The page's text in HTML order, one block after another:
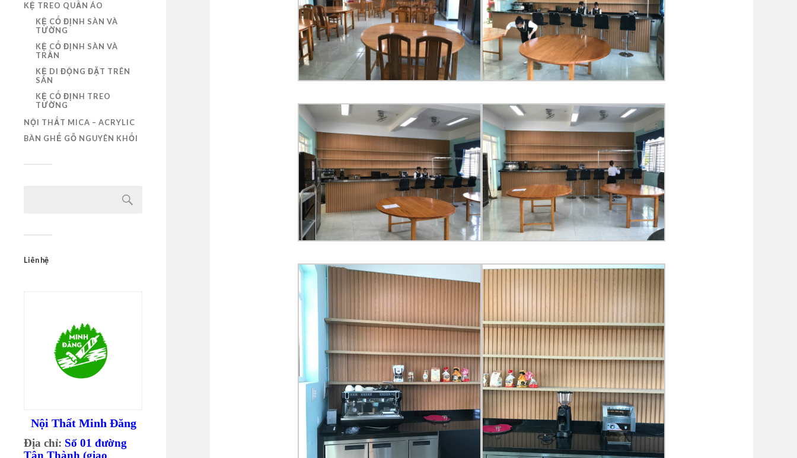
KỆ TREO QUẦN ÁO
KỆ CỐ ĐỊNH SÀN VÀ
TƯỜNG
KỆ CỐ ĐỊNH SÀN VÀ
TRẦN
KỆ DI ĐỘNG ĐẶT TRÊN
SÀN
KỆ CỐ ĐỊNH TREO
TƯỜNG
NỘI THẤT MICA – ACRYLIC
BÀN GHẾ GỖ NGUYÊN KHỐI
Liên hệ
Nội Thất Minh Đăng
Địa chỉ: Số 01 đường